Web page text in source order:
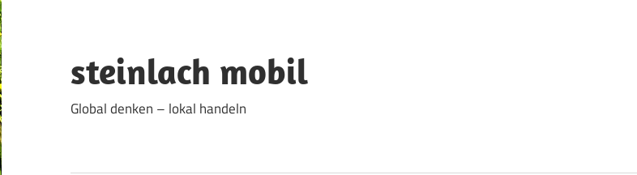
springen
steinlach mobil
Global denken – lokal handeln